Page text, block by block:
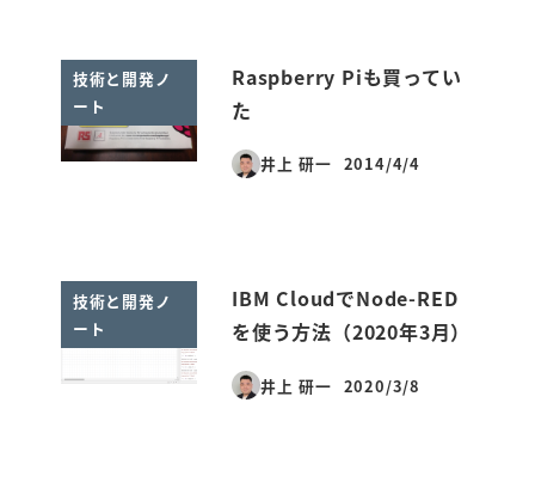
技術と開発ノ
ート
Raspberry Piも買ってい
た
井上 研一
投稿日
2014/4/4
技術と開発ノ
ート
IBM CloudでNode-RED
を使う方法（2020年3月）
井上 研一
投稿日
2020/3/8